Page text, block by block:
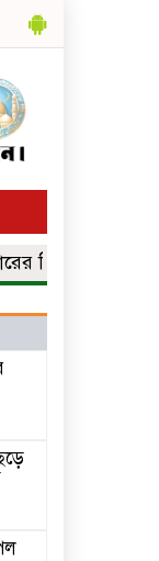
প্রতারণার